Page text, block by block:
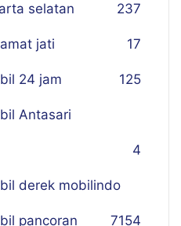
selatan 237
jati 17
24 jam 125
Antasari
4
derek mobilindo
154
pancoran 7